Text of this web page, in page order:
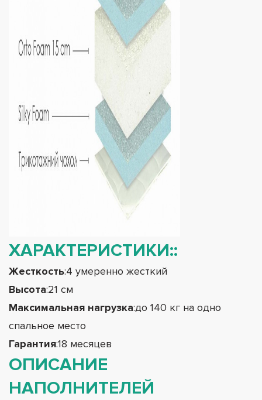
ХАРАКТЕРИСТИКИ::
Жесткость:4 умеренно жесткий
Высота:21 см
Максимальная нагрузка:до 140 кг на одно
спальное место
Гарантия:18 месяцев
ОПИСАНИЕ
НАПОЛНИТЕЛЕЙ